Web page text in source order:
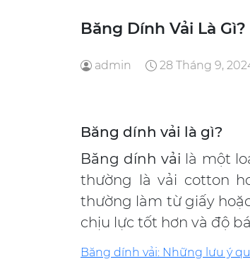
Băng Dính Vải Là Gì?
admin 28 Tháng 9,
Băng dính vải là gì?
Băng dính vải là một
thường là vải cotton
thường làm từ giấy
chịu lực tốt hơn và độ
Băng dính vải: Những lưu ý